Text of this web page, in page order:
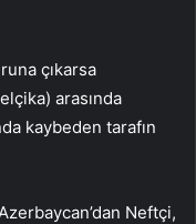
çıkarsa
arasında
kaybeden tarafın
Neftçi,